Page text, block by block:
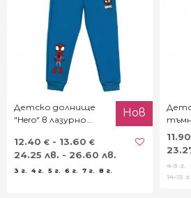
Детско долнище
"Hero" в лазурно
Нов
12.40 € - 13.60 €
24.25 лв. - 26.60 лв.
3 г. 4 г. 5 г. 6 г. 7 г. 8 г.
11.90
4-5 г.
14-15 г.